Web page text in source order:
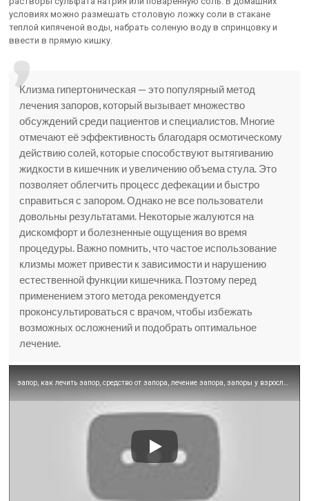
условиях можно размешать столовую ложку соли в стакане
теплой кипяченой воды, набрать соленую воду в спринцовку и
ввести в прямую кишку.
Клизма гипертоническая — это популярный метод
лечения запоров, который вызывает множество
обсуждений среди пациентов и специалистов. Многие
отмечают её эффективность благодаря осмотическому
действию солей, которые способствуют вытягиванию
жидкости в кишечник и увеличению объема стула. Это
позволяет облегчить процесс дефекации и быстро
справиться с запором. Однако не все пользователи
довольны результатами. Некоторые жалуются на
дискомфорт и болезненные ощущения во время
процедуры. Важно помнить, что частое использование
клизмы может привести к зависимости и нарушению
естественной функции кишечника. Поэтому перед
применением этого метода рекомендуется
проконсультироваться с врачом, чтобы избежать
возможных осложнений и подобрать оптимальное
лечение.
запор, как лечить запор, средство от запора, лечение запора, запоры у взрослых, как избавиться от